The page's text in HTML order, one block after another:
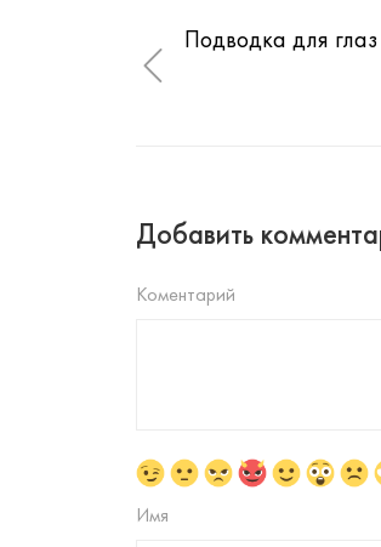
Подводка для глаз
Добавить
Коментарий
Имя